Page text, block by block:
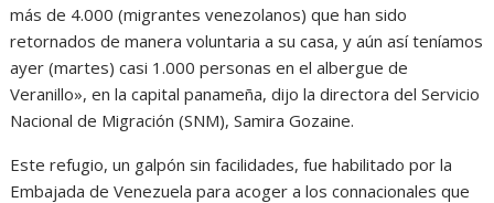
más de 4.000 (migrantes venezolanos) que han sido
retornados de manera voluntaria a su casa, y aún así teníamos
ayer (martes) casi 1.000 personas en el albergue de
Veranillo», en la capital panameña, dijo la directora del Servicio
Nacional de Migración (SNM), Samira Gozaine.
Este refugio, un galpón sin facilidades, fue habilitado por la
Embajada de Venezuela para acoger a los connacionales que